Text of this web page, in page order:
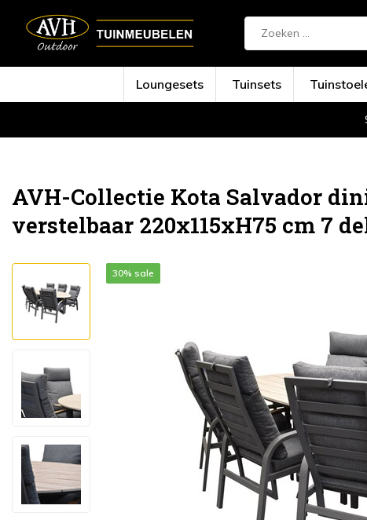
Loungesets Tuinsets
AVH-Collectie Kota Salvador
verstelbaar 220x115xH75 cm 7
30% sale